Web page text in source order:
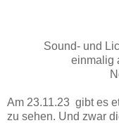
Sound- und
einmalig
Am 23.11.23 gibt es
zu sehen. Und zwar